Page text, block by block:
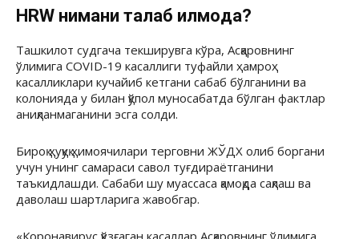
HRW нимани талаб қилмоқда?
Ташкилот судгача текширувга кўра, Асқаровнинг
ўлимига COVID-19 касаллиги туфайли ҳамроҳ
касалликлари кучайиб кетгани сабаб бўлганини ва
колонияда у билан қўпол муносабатда бўлган фактлар
аниқланмаганини эсга солди.
Бироқ ҳуқуқ ҳимоячилари терговни ЖЎДХ олиб боргани
учун унинг самараси савол туғдираётганини
таъкидлашди. Сабаби шу муассаса қамоқда сақлаш ва
даволаш шартларига жавобгар.
«Коронавирус қўзғаган касаллар Асқаровнинг ўлимига